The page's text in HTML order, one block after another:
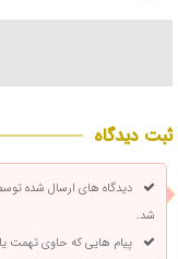
ثبت دیدگاه
دیدگاه های ارسال شده
شد.
پیام هایی که حاوی تهمت